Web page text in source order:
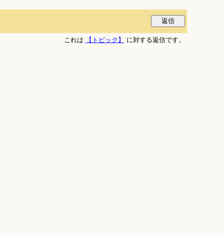
これは 【トピック】 に対する返信です。